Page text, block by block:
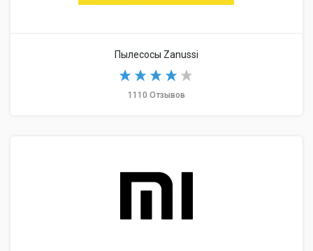
Пылесосы Zanussi
1110 Отзывов